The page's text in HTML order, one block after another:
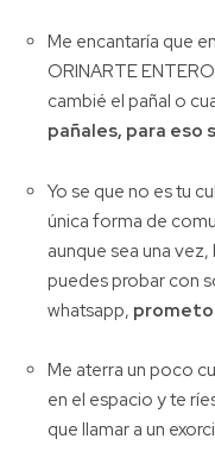
Me encantaría que
ORINARTE
cambié el pañal o
pañales, para eso
Yo se que no es tu
única forma de
aunque sea una
puedes probar con
whatsapp,
Me aterra un poco
en el espacio y te
que llamar a un